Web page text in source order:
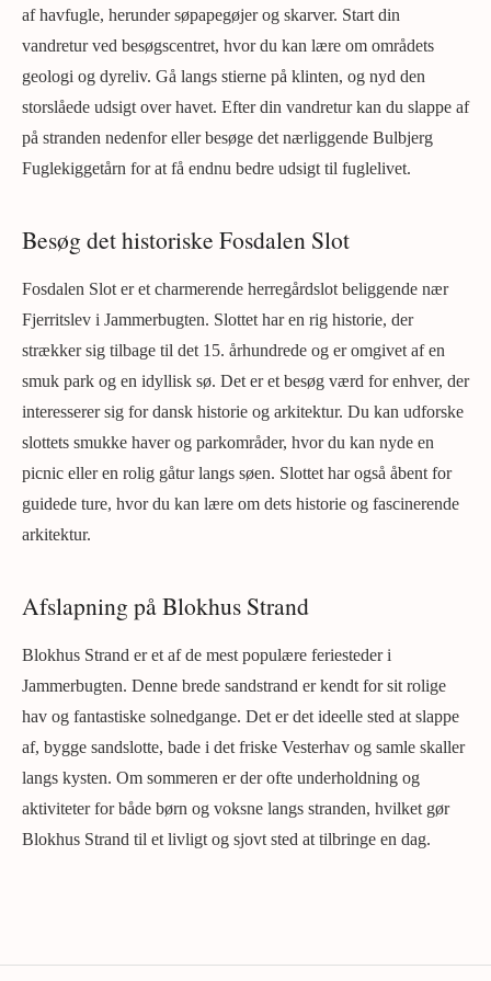
af havfugle, herunder søpapegøjer og skarver. Start din
vandretur ved besøgscentret, hvor du kan lære om områdets
geologi og dyreliv. Gå langs stierne på klinten, og nyd den
storslåede udsigt over havet. Efter din vandretur kan du slappe af
på stranden nedenfor eller besøge det nærliggende Bulbjerg
Fuglekiggetårn for at få endnu bedre udsigt til fuglelivet.
Besøg det historiske Fosdalen Slot
Fosdalen Slot er et charmerende herregårdslot beliggende nær
Fjerritslev i Jammerbugten. Slottet har en rig historie, der
strækker sig tilbage til det 15. århundrede og er omgivet af en
smuk park og en idyllisk sø. Det er et besøg værd for enhver, der
interesserer sig for dansk historie og arkitektur. Du kan udforske
slottets smukke haver og parkområder, hvor du kan nyde en
picnic eller en rolig gåtur langs søen. Slottet har også åbent for
guidede ture, hvor du kan lære om dets historie og fascinerende
arkitektur.
Afslapning på Blokhus Strand
Blokhus Strand er et af de mest populære feriesteder i
Jammerbugten. Denne brede sandstrand er kendt for sit rolige
hav og fantastiske solnedgange. Det er det ideelle sted at slappe
af, bygge sandslotte, bade i det friske Vesterhav og samle skaller
langs kysten. Om sommeren er der ofte underholdning og
aktiviteter for både børn og voksne langs stranden, hvilket gør
Blokhus Strand til et livligt og sjovt sted at tilbringe en dag.